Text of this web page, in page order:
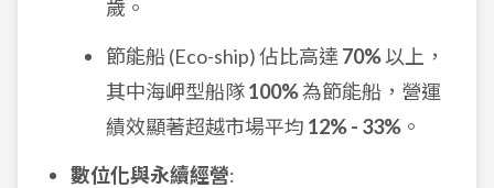
歲。
節能船 (Eco-ship) 佔比高達 70%以上，
其中海岬型船隊100%為節能船，營運
績效顯著超越市場平均 12% - 33% 。
數位化與永續經營: